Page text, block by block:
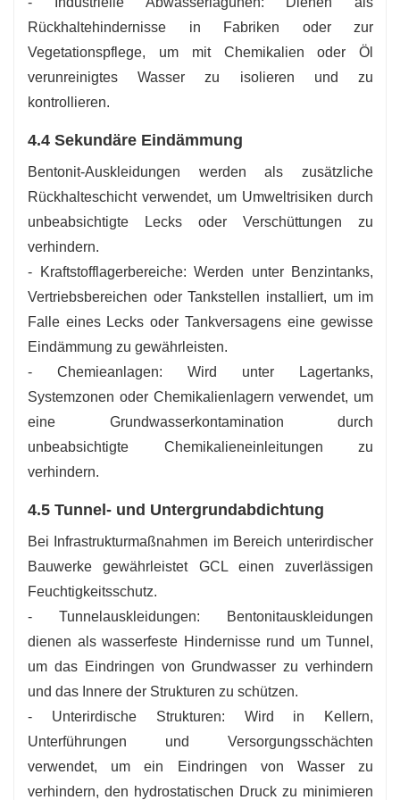
Rückhaltehindernisse in Fabriken oder zur
Vegetationspflege, um mit Chemikalien oder Öl
verunreinigtes Wasser zu isolieren und zu
kontrollieren.
4.4 Sekundäre Eindämmung
Bentonit-Auskleidungen werden als zusätzliche
Rückhalteschicht verwendet, um Umweltrisiken durch
unbeabsichtigte Lecks oder Verschüttungen zu
verhindern.
- Kraftstofflagerbereiche: Werden unter Benzintanks,
Vertriebsbereichen oder Tankstellen installiert, um im
Falle eines Lecks oder Tankversagens eine gewisse
Eindämmung zu gewährleisten.
- Chemieanlagen: Wird unter Lagertanks,
Systemzonen oder Chemikalienlagern verwendet, um
eine Grundwasserkontamination durch
unbeabsichtigte Chemikalieneinleitungen zu
verhindern.
4.5 Tunnel- und Untergrundabdichtung
Bei Infrastrukturmaßnahmen im Bereich unterirdischer
Bauwerke gewährleistet GCL einen zuverlässigen
Feuchtigkeitsschutz.
- Tunnelauskleidungen: Bentonitauskleidungen
dienen als wasserfeste Hindernisse rund um Tunnel,
um das Eindringen von Grundwasser zu verhindern
und das Innere der Strukturen zu schützen.
- Unterirdische Strukturen: Wird in Kellern,
Unterführungen und Versorgungsschächten
verwendet, um ein Eindringen von Wasser zu
verhindern, den hydrostatischen Druck zu minimieren